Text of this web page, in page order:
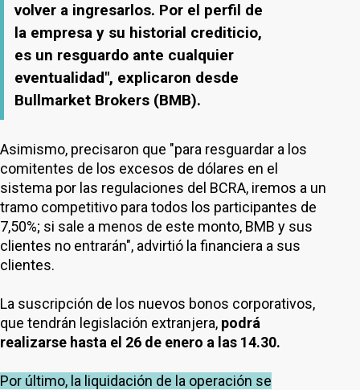
volver a ingresarlos. Por el perfil de
la empresa y su historial crediticio,
es un resguardo ante cualquier
eventualidad", explicaron desde
Bullmarket Brokers (BMB).
Asimismo, precisaron que "para resguardar a los
comitentes de los excesos de dólares en el
sistema por las regulaciones del BCRA, iremos a un
tramo competitivo para todos los participantes de
7,50%; si sale a menos de este monto, BMB y sus
clientes no entrarán", advirtió la financiera a sus
clientes.
La suscripción de los nuevos bonos corporativos,
que tendrán legislación extranjera, podrá
realizarse hasta el 26 de enero a las 14.30.
Por último, la liquidación de la operación se